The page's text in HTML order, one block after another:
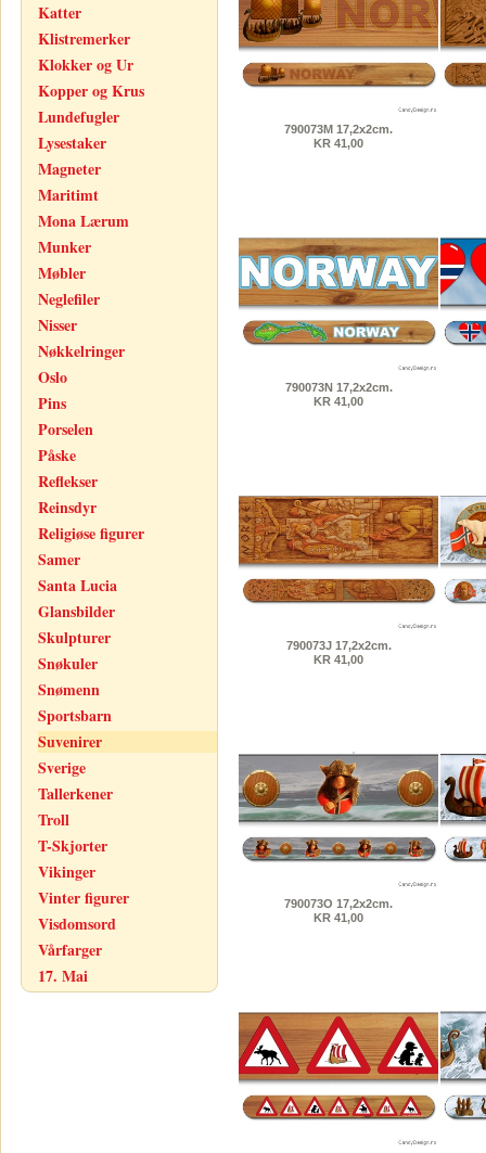
Katter
Klistremerker
Klokker og Ur
Kopper og Krus
Lundefugler
Lysestaker
Magneter
Maritimt
Mona Lærum
Munker
Møbler
Neglefiler
Nisser
Nøkkelringer
Oslo
Pins
Porselen
Påske
Reflekser
Reinsdyr
Religiøse figurer
Samer
Santa Lucia
Glansbilder
Skulpturer
Snøkuler
Snømenn
Sportsbarn
Suvenirer
Sverige
Tallerkener
Troll
T-Skjorter
Vikinger
Vinter figurer
Visdomsord
Vårfarger
17. Mai
790073M 17,2x2cm.
KR 41,00
790073N 17,2x2cm.
KR 41,00
790073J 17,2x2cm.
KR 41,00
790073O 17,2x2cm.
KR 41,00